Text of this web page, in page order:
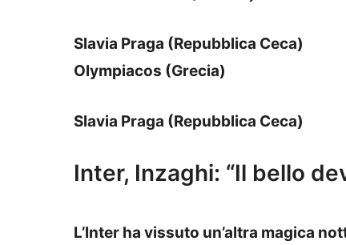
Slavia Praga (Repubblica Ceca)
Olympiacos (Grecia)
Slavia Praga (Repubblica Ceca)
Inter, Inzaghi: “Il bello
L’Inter ha vissuto un’altra magica